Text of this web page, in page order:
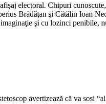
electoral. Chipuri
Brădăţan şi Cătălin Ioan
şi cu lozinci penibile,
avertizează că va sosi